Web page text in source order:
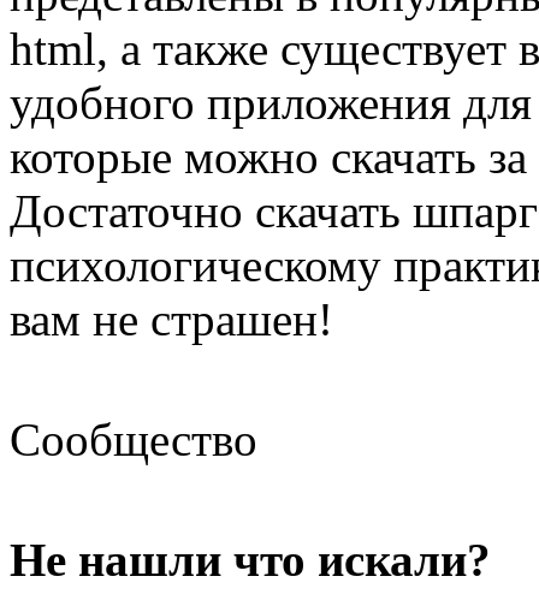
html, а также существует
удобного приложения
которые можно скачать
Достаточно скачать
психологическому
вам не страшен!
Сообщество
Не нашли что искали?